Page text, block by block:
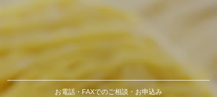
お電話・FAXでのご相談・お申込み